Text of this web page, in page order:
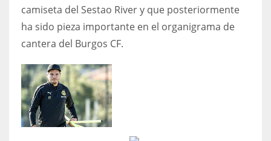
camiseta del Sestao River y que posteriormente
ha sido pieza importante en el organigrama de
cantera del Burgos CF.